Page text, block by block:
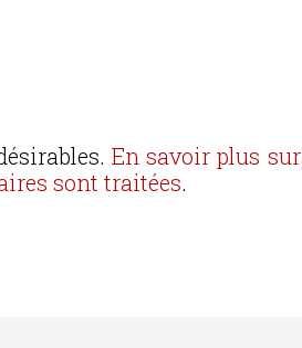
En savoir plus sur
sont traitées.